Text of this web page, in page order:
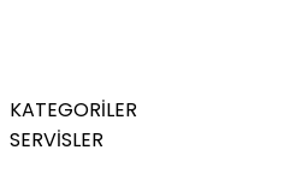
KATEGORİLER
SERVİSLER